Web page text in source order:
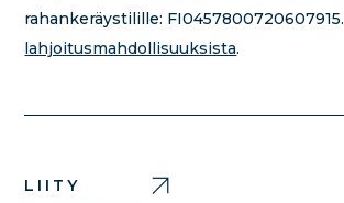
rahankeräystilille: FI0457800720607915.
lahjoitusmahdollisuuksista.
LIITY